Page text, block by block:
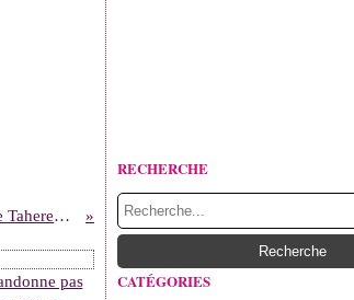
Provoque Moi (Insaisissable #5) de Tahereh Mafi
RECHERCHE
CATÉGORIES